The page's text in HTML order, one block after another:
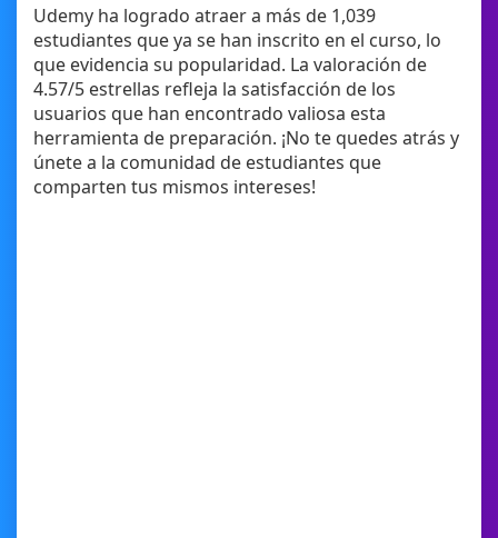
Udemy ha logrado atraer a más de 1,039
estudiantes que ya se han inscrito en el curso, lo
que evidencia su popularidad. La valoración de
4.57/5 estrellas refleja la satisfacción de los
usuarios que han encontrado valiosa esta
herramienta de preparación. ¡No te quedes atrás y
únete a la comunidad de estudiantes que
comparten tus mismos intereses!